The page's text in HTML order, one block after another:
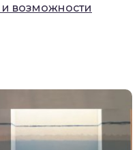
и возможности